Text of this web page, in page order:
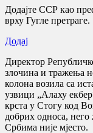
Додајте ССР као
врху Гугле претраге.
Додај
Директор
злочина и тражења
колона возила са
узвици „Алаху
крста у Стогу код
добрих односа,
Србима није мјесто.